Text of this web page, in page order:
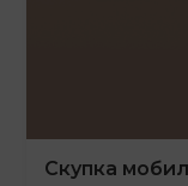
Скупка